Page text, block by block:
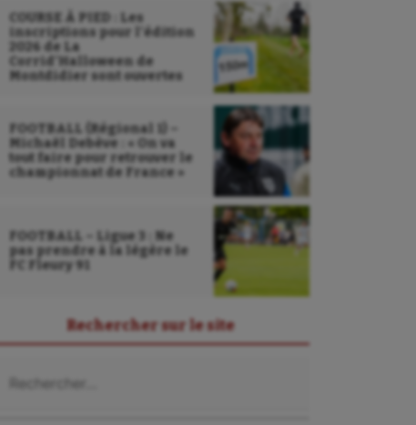
COURSE À PIED : Les
inscriptions pour l’édition
2026 de La
Corrid’Halloween de
Montdidier sont ouvertes
FOOTBALL (Régional 1) –
Michaël Debève : « On va
tout faire pour retrouver le
championnat de France »
FOOTBALL – Ligue 3 : Ne
pas prendre à la légère le
FC Fleury 91
Rechercher sur le site